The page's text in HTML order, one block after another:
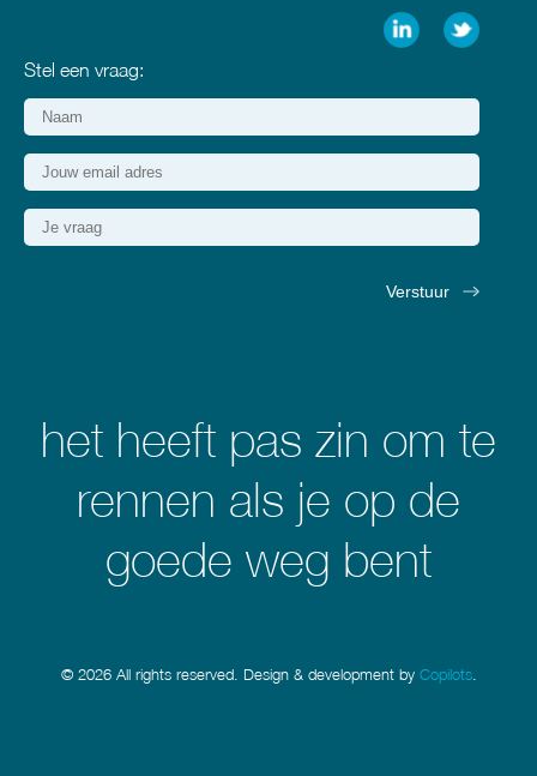
Stel een vraag:
het heeft pas zin om te
rennen als je op de
goede weg bent
© 2026 All rights reserved. Design & development by Copilots.